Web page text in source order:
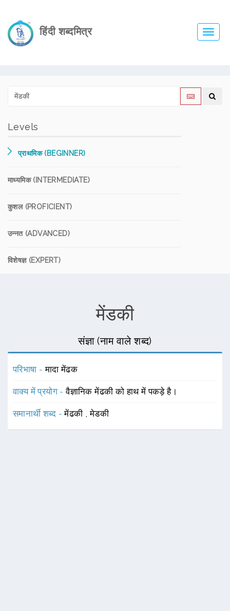
हिंदी शब्दमित्र
Levels
प्राथमिक (BEGINNER)
माध्यमिक (INTERMEDIATE)
कुशल (PROFICIENT)
उन्नत (ADVANCED)
विशेषज्ञ (EXPERT)
मेंडकी
संज्ञा (नाम वाले शब्द)
परिभाषा -मादा मेंढक
वाक्य में प्रयोग -वैज्ञानिक मेंढकी को हाथ में पकड़े है।
समानार्थी शब्द -मेंढकी ,मेडकी